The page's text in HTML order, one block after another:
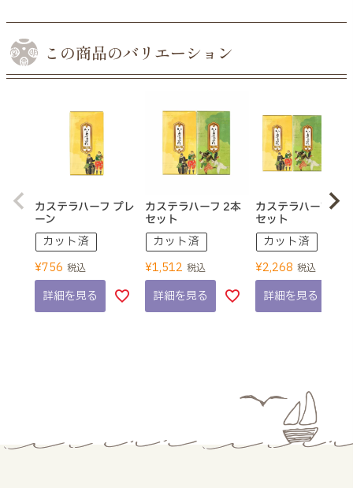
この商品のバリエーション
カステラハーフ プレ
ーン
カット済
¥756 税込
詳細を見る
カステラハーフ 2本
セット
カット済
¥1,512 税込
詳細を見る
カステラハーフ 3本
セット
カット済
¥2,268 税込
詳細を見る